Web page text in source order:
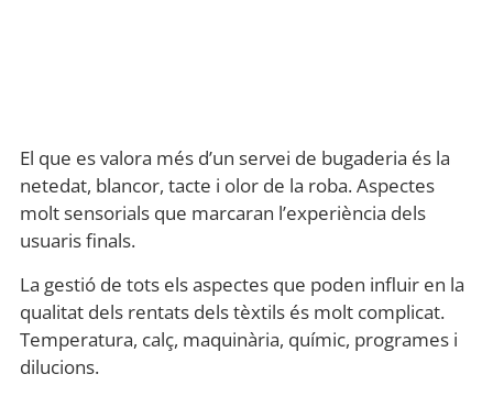
El que es valora més d’un servei de bugaderia és la
netedat, blancor, tacte i olor de la roba. Aspectes
molt sensorials que marcaran l’experiència dels
usuaris finals.
La gestió de tots els aspectes que poden influir en la
qualitat dels rentats dels tèxtils és molt complicat.
Temperatura, calç, maquinària, químic, programes i
dilucions.